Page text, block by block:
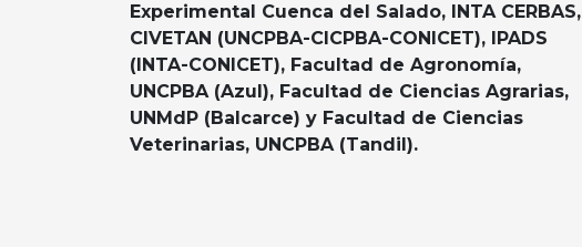
Experimental Cuenca del Salado, INTA CERBAS,
CIVETAN (UNCPBA-CICPBA-CONICET), IPADS
(INTA-CONICET), Facultad de Agronomía,
UNCPBA (Azul), Facultad de Ciencias Agrarias,
UNMdP (Balcarce) y Facultad de Ciencias
Veterinarias, UNCPBA (Tandil).